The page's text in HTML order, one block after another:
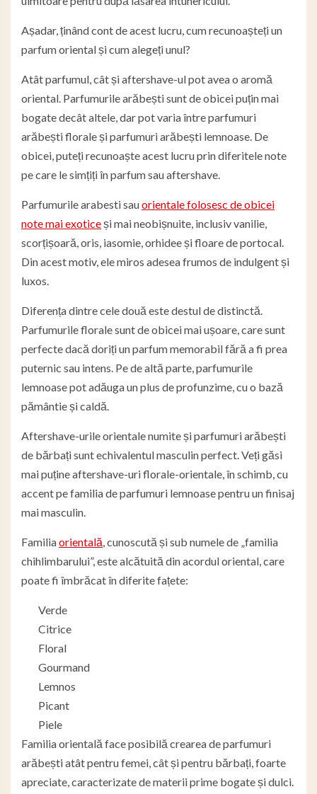
Așadar, ținând cont de acest lucru, cum recunoașteți un
parfum oriental și cum alegeți unul?
Atât parfumul, cât și aftershave-ul pot avea o aromă
oriental. Parfumurile arăbești sunt de obicei puțin mai
bogate decât altele, dar pot varia între parfumuri
arăbești florale și parfumuri arăbești lemnoase. De
obicei, puteți recunoaște acest lucru prin diferitele note
pe care le simțiți în parfum sau aftershave.
Parfumurile arabesti sauorientale folosesc de obicei
note mai exoticeși mai neobișnuite, inclusiv vanilie,
scorțișoară, oris, iasomie, orhidee și floare de portocal.
Din acest motiv, ele miros adesea frumos de indulgent și
luxos.
Diferența dintre cele două este destul de distinctă.
Parfumurile florale sunt de obicei mai ușoare, care sunt
perfecte dacă doriți un parfum memorabil fără a fi prea
puternic sau intens. Pe de altă parte, parfumurile
lemnoase pot adăuga un plus de profunzime, cu o bază
pământie și caldă.
Aftershave-urile orientale numite și parfumuri arăbești
de bărbați sunt echivalentul masculin perfect. Veți găsi
mai puține aftershave-uri florale-orientale, în schimb, cu
accent pe familia de parfumuri lemnoase pentru un finisaj
mai masculin.
Familiaorientală , cunoscută și sub numele de „familia
chihlimbarului”, este alcătuită din acordul oriental, care
poate fi îmbrăcat în diferite fațete:
Verde
Citrice
Floral
Gourmand
Lemnos
Picant
Piele
Familia orientală face posibilă crearea de parfumuri
arăbești atât pentru femei, cât și pentru bărbați, foarte
apreciate, caracterizate de materii prime bogate și dulci.